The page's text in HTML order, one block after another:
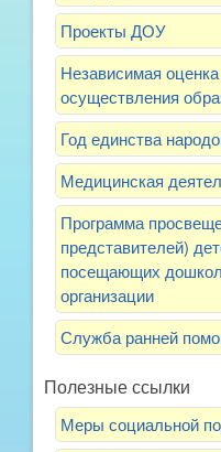
Проекты ДОУ
Независимая
осуществления
Год единства
Медицинская
Программа
представителей)
посещающих
организации
Служба ранней
Полезные ссылки
Меры социальной